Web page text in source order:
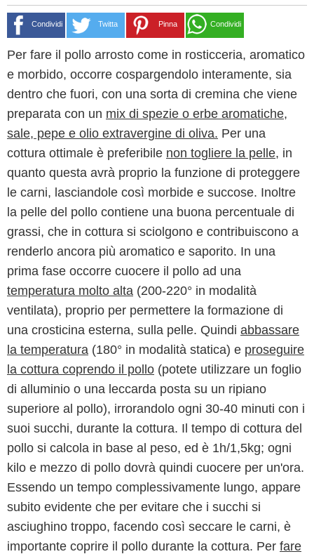
Condividi Twitta Pinna Condividi
Per fare il pollo arrosto come in rosticceria, aromatico
e morbido, occorre cospargendolo interamente, sia
dentro che fuori, con una sorta di cremina che viene
preparata con un mix di spezie o erbe aromatiche,
sale, pepe e olio extravergine di oliva. Per una
cottura ottimale è preferibile non togliere la pelle, in
quanto questa avrà proprio la funzione di proteggere
le carni, lasciandole così morbide e succose. Inoltre
la pelle del pollo contiene una buona percentuale di
grassi, che in cottura si sciolgono e contribuiscono a
renderlo ancora più aromatico e saporito. In una
prima fase occorre cuocere il pollo ad una
temperatura molto alta (200-220° in modalità
ventilata), proprio per permettere la formazione di
una crosticina esterna, sulla pelle. Quindi abbassare
la temperatura (180° in modalità statica) e proseguire
la cottura coprendo il pollo (potete utilizzare un foglio
di alluminio o una leccarda posta su un ripiano
superiore al pollo), irrorandolo ogni 30-40 minuti con i
suoi succhi, durante la cottura. Il tempo di cottura del
pollo si calcola in base al peso, ed è 1h/1,5kg; ogni
kilo e mezzo di pollo dovrà quindi cuocere per un'ora.
Essendo un tempo complessivamente lungo, appare
subito evidente che per evitare che i succhi si
asciughino troppo, facendo così seccare le carni, è
importante coprire il pollo durante la cottura. Per fare